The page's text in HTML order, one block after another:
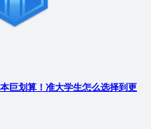
巨划算！准大学生怎么选择到更